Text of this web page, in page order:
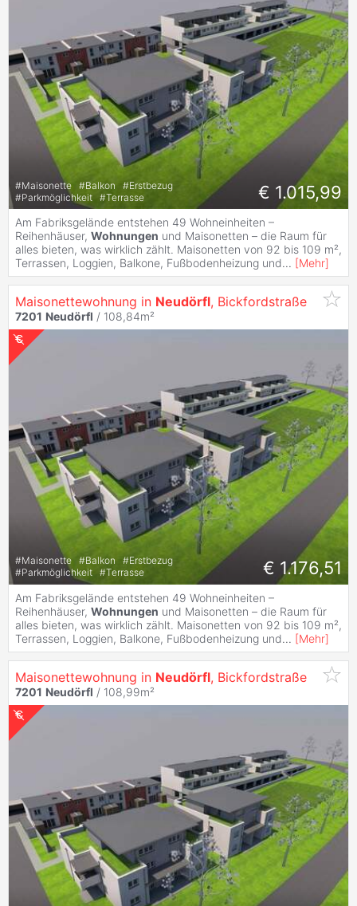
#Maisonette #Balkon #Erstbezug
#Parkmöglichkeit #Terrasse € 1.015,99
Am Fabriksgelände entstehen 49 Wohneinheiten –
Reihenhäuser, Wohnungen und Maisonetten – die Raum für
alles bieten, was wirklich zählt. Maisonetten von 92 bis 109 m²,
Terrassen, Loggien, Balkone, Fußbodenheizung und... [Mehr]
Maisonettewohnung in Neudörfl, Bickfordstraße
7201 Neudörfl / 108,84m²
#Maisonette #Balkon #Erstbezug
#Parkmöglichkeit #Terrasse € 1.176,51
Am Fabriksgelände entstehen 49 Wohneinheiten –
Reihenhäuser, Wohnungen und Maisonetten – die Raum für
alles bieten, was wirklich zählt. Maisonetten von 92 bis 109 m²,
Terrassen, Loggien, Balkone, Fußbodenheizung und... [Mehr]
Maisonettewohnung in Neudörfl, Bickfordstraße
7201 Neudörfl / 108,99m²